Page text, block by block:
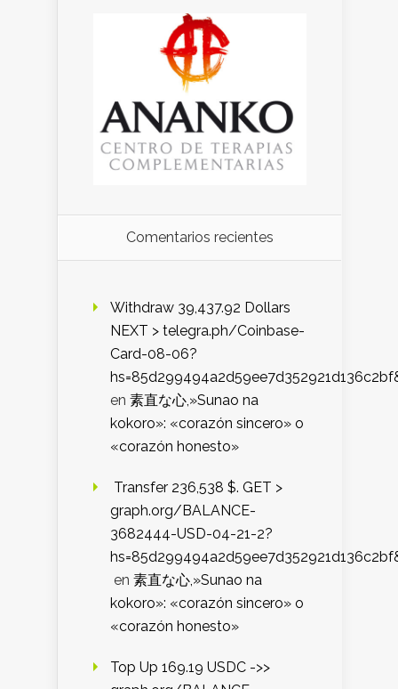
Comentarios recientes
Withdraw 39,437.92 Dollars
NEXT > telegra.ph/Coinbase-
Card-08-06?
en 素直な心,»Sunao na
kokoro»: «corazón sincero» o
«corazón honesto»
️ Transfer 236,538 $. GET >
graph.org/BALANCE-
3682444-USD-04-21-2?
en 素直な心,»Sunao na
kokoro»: «corazón sincero» o
«corazón honesto»
Top Up 169.19 USDC ->>